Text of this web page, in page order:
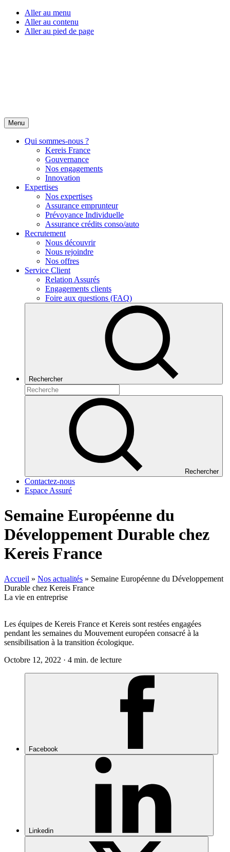
Aller au menu
Aller au contenu
Aller au pied de page
Menu
Qui sommes-nous ?
Kereis France
Gouvernance
Nos engagements
Innovation
Expertises
Nos expertises
Assurance emprunteur
Prévoyance Individuelle
Assurance crédits conso/auto
Recrutement
Nous découvrir
Nous rejoindre
Nos offres
Service Client
Relation Assurés
Engagements clients
Foire aux questions (FAQ)
Rechercher
Rechercher
Contactez-nous
Espace Assuré
Semaine Européenne du
Développement Durable chez
Kereis France
Accueil » Nos actualités » Semaine Européenne du Développement
Durable chez Kereis France
La vie en entreprise
Les équipes de Kereis France et Kereis sont restées engagées
pendant les semaines du Mouvement européen consacré à la
sensibilisation à la transition écologique.
Octobre 12, 2022 · 4 min. de lecture
Facebook
Linkedin